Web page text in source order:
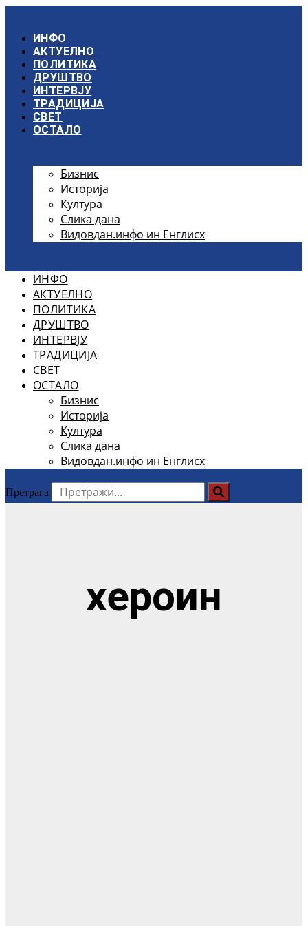
садржајИНФО
АКТУЕЛНО
ПОЛИТИКА
ДРУШТВО
ИНТЕРВЈУ
ТРАДИЦИЈА
СВЕТ
ОСТАЛО
Бизнис
Историја
Култура
Слика дана
Видовдан.инфо ин Енглисх
ИНФО
АКТУЕЛНО
ПОЛИТИКА
ДРУШТВО
ИНТЕРВЈУ
ТРАДИЦИЈА
СВЕТ
ОСТАЛО
Бизнис
Историја
Култура
Слика дана
Видовдан.инфо ин Енглисх
Претрага
хероин